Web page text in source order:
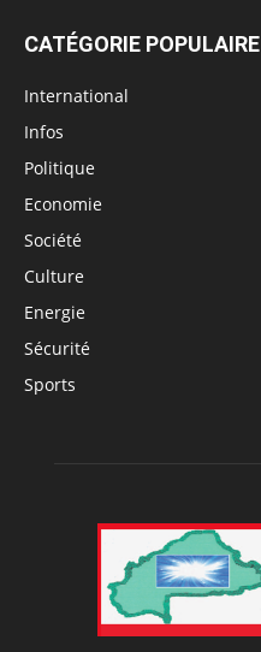
CATÉGORIE POPULAIRE
International
Infos
Politique
Economie
Société
Culture
Energie
Sécurité
Sports